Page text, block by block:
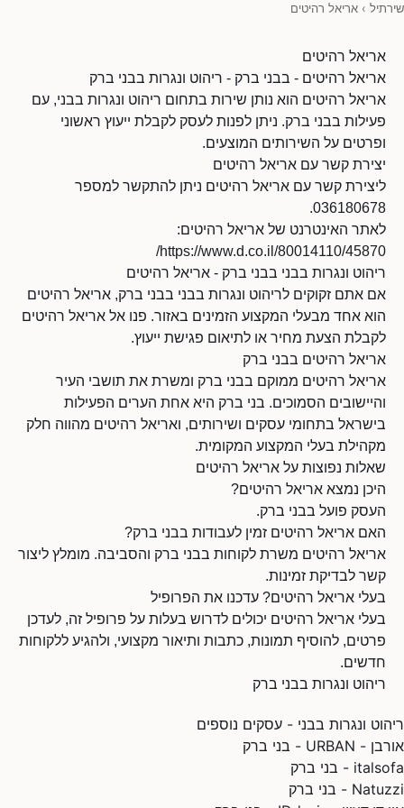
שירתיל › אריאל רהיטים
אריאל רהיטים
אריאל רהיטים - בבני ברק - ריהוט ונגרות בבני ברק
אריאל רהיטים הוא נותן שירות בתחום ריהוט ונגרות בבני, עם
פעילות בבני ברק. ניתן לפנות לעסק לקבלת ייעוץ ראשוני
ופרטים על השירותים המוצעים.
יצירת קשר עם אריאל רהיטים
ליצירת קשר עם אריאל רהיטים ניתן להתקשר למספר
036180678.
לאתר האינטרנט של אריאל רהיטים:
https://www.d.co.il/80014110/45870/
ריהוט ונגרות בבני בבני ברק - אריאל רהיטים
אם אתם זקוקים לריהוט ונגרות בבני בבני ברק, אריאל רהיטים
הוא אחד מבעלי המקצוע הזמינים באזור. פנו אל אריאל רהיטים
לקבלת הצעת מחיר או לתיאום פגישת ייעוץ.
אריאל רהיטים בבני ברק
אריאל רהיטים ממוקם בבני ברק ומשרת את תושבי העיר
והיישובים הסמוכים. בני ברק היא אחת הערים הפעילות
בישראל בתחומי עסקים ושירותים, ואריאל רהיטים מהווה חלק
מקהילת בעלי המקצוע המקומית.
שאלות נפוצות על אריאל רהיטים
היכן נמצא אריאל רהיטים?
העסק פועל בבני ברק.
האם אריאל רהיטים זמין לעבודות בבני ברק?
אריאל רהיטים משרת לקוחות בבני ברק והסביבה. מומלץ ליצור
קשר לבדיקת זמינות.
בעלי אריאל רהיטים? עדכנו את הפרופיל
בעלי אריאל רהיטים יכולים לדרוש בעלות על פרופיל זה, לעדכן
פרטים, להוסיף תמונות, כתבות ותיאור מקצועי, ולהגיע ללקוחות
חדשים.
ריהוט ונגרות בבני ברק
ריהוט ונגרות בבני - עסקים נוספים
אורבן - URBAN - בני ברק
italsofa - בני ברק
Natuzzi - בני ברק